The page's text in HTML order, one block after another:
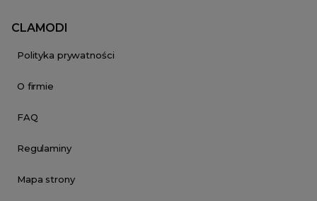
CLAMODI
Polityka prywatności
O firmie
FAQ
Regulaminy
Mapa strony